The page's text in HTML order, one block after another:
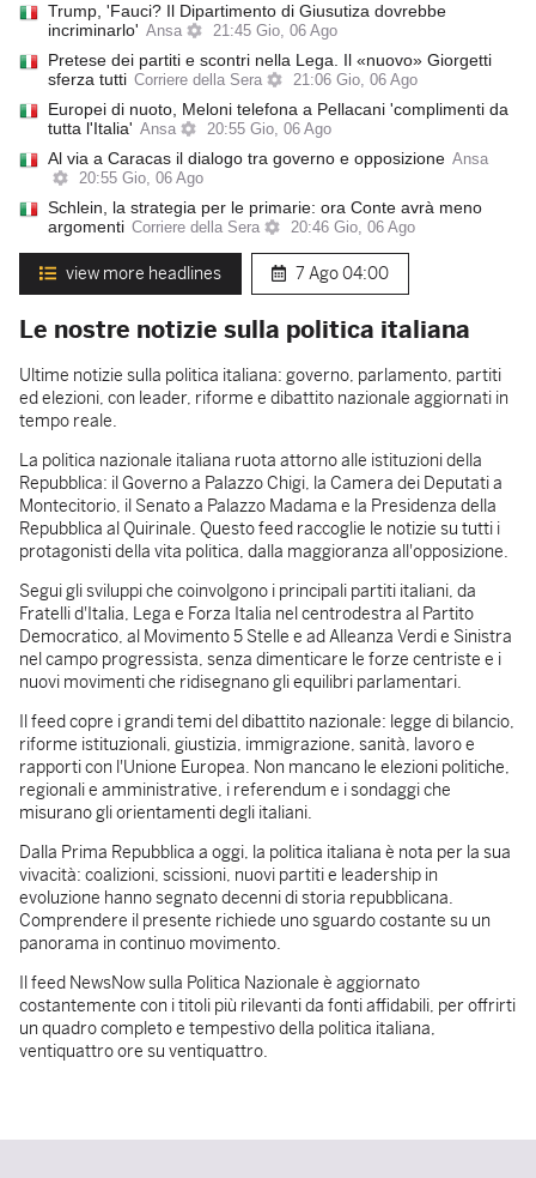
Trump, 'Fauci? Il Dipartimento di Giusutiza dovrebbe
incriminarlo' Ansa 21:45 Gio, 06 Ago
Pretese dei partiti e scontri nella Lega. Il «nuovo» Giorgetti
sferza tutti Corriere della Sera 21:06 Gio, 06 Ago
Europei di nuoto, Meloni telefona a Pellacani 'complimenti da
tutta l'Italia' Ansa 20:55 Gio, 06 Ago
Al via a Caracas il dialogo tra governo e opposizione Ansa
20:55 Gio, 06 Ago
Schlein, la strategia per le primarie: ora Conte avrà meno
argomenti Corriere della Sera 20:46 Gio, 06 Ago
view more headlines 7 Ago04:00
Le nostre notizie sulla politica italiana
Ultime notizie sulla politica italiana: governo, parlamento, partiti
ed elezioni, con leader, riforme e dibattito nazionale aggiornati in
tempo reale.
La politica nazionale italiana ruota attorno alle istituzioni della
Repubblica: il Governo a Palazzo Chigi, la Camera dei Deputati a
Montecitorio, il Senato a Palazzo Madama e la Presidenza della
Repubblica al Quirinale. Questo feed raccoglie le notizie su tutti i
protagonisti della vita politica, dalla maggioranza all'opposizione.
Segui gli sviluppi che coinvolgono i principali partiti italiani, da
Fratelli d'Italia, Lega e Forza Italia nel centrodestra al Partito
Democratico, al Movimento 5 Stelle e ad Alleanza Verdi e Sinistra
nel campo progressista, senza dimenticare le forze centriste e i
nuovi movimenti che ridisegnano gli equilibri parlamentari.
Il feed copre i grandi temi del dibattito nazionale: legge di bilancio,
riforme istituzionali, giustizia, immigrazione, sanità, lavoro e
rapporti con l'Unione Europea. Non mancano le elezioni politiche,
regionali e amministrative, i referendum e i sondaggi che
misurano gli orientamenti degli italiani.
Dalla Prima Repubblica a oggi, la politica italiana è nota per la sua
vivacità: coalizioni, scissioni, nuovi partiti e leadership in
evoluzione hanno segnato decenni di storia repubblicana.
Comprendere il presente richiede uno sguardo costante su un
panorama in continuo movimento.
Il feed NewsNow sulla Politica Nazionale è aggiornato
costantemente con i titoli più rilevanti da fonti affidabili, per offrirti
un quadro completo e tempestivo della politica italiana,
ventiquattro ore su ventiquattro.